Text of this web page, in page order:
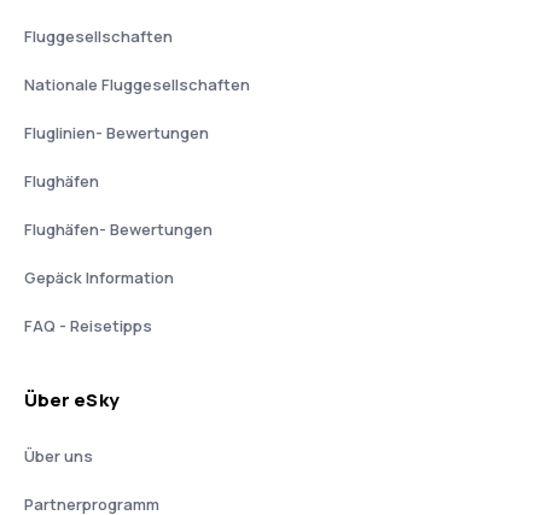
Fluggesellschaften
Nationale Fluggesellschaften
Fluglinien- Bewertungen
Flughäfen
Flughäfen- Bewertungen
Gepäck Information
FAQ - Reisetipps
Über eSky
Über uns
Partnerprogramm